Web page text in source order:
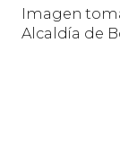
Imagen
Alcaldía de